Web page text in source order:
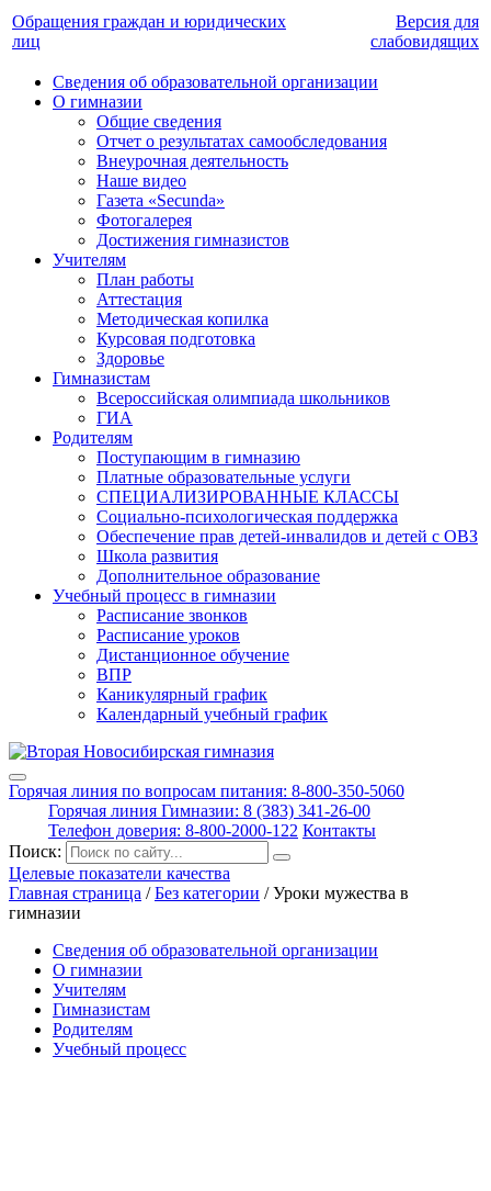
Обращения граждан и юридических
лиц
Версия для
слабовидящих
Сведения об образовательной организации
О гимназии
Общие сведения
Отчет о результатах самообследования
Внеурочная деятельность
Наше видео
Газета «Secunda»
Фотогалерея
Достижения гимназистов
Учителям
План работы
Аттестация
Методическая копилка
Курсовая подготовка
Здоровье
Гимназистам
Всероссийская олимпиада школьников
ГИА
Родителям
Поступающим в гимназию
Платные образовательные услуги
СПЕЦИАЛИЗИРОВАННЫЕ КЛАССЫ
Социально-психологическая поддержка
Обеспечение прав детей-инвалидов и детей с ОВЗ
Школа развития
Дополнительное образование
Учебный процесс в гимназии
Расписание звонков
Расписание уроков
Дистанционное обучение
ВПР
Каникулярный график
Календарный учебный график
Горячая линия по вопросам питания: 8-800-350-5060
Горячая линия Гимназии: 8 (383) 341-26-00
Телефон доверия: 8-800-2000-122 Контакты
Поиск:
Целевые показатели качества
Главная страница /Без категории /Уроки мужества в
гимназии
Сведения об образовательной организации
О гимназии
Учителям
Гимназистам
Родителям
Учебный процесс